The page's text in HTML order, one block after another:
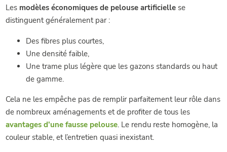
Les modèles économiques de pelouse artificielle se
distinguent généralement par :
Des fibres plus courtes,
Une densité faible,
Une trame plus légère que les gazons standards ou haut
de gamme.
Cela ne les empêche pas de remplir parfaitement leur rôle dans
de nombreux aménagements et de profiter de tous les
avantages d'une fausse pelouse. Le rendu reste homogène, la
couleur stable, et l’entretien quasi inexistant.